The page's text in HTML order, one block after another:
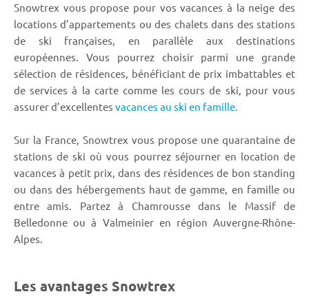
Snowtrex vous propose pour vos vacances à la neige des
locations d’appartements ou des chalets dans des stations
de ski françaises, en parallèle aux destinations
européennes. Vous pourrez choisir parmi une grande
sélection de résidences, bénéficiant de prix imbattables et
de services à la carte comme les cours de ski, pour vous
assurer d’excellentes vacances au ski en famille.
Sur la France, Snowtrex vous propose une quarantaine de
stations de ski où vous pourrez séjourner en location de
vacances à petit prix, dans des résidences de bon standing
ou dans des hébergements haut de gamme, en famille ou
entre amis. Partez à Chamrousse dans le Massif de
Belledonne ou à Valmeinier en région Auvergne-Rhône-
Alpes.
Les avantages Snowtrex